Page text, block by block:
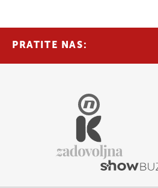
PRATITE NAS: